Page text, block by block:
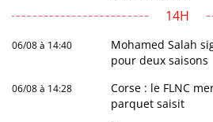
14H
06/08 à 14:40
Mohamed Salah
pour deux saisons
06/08 à 14:28
Corse : le FLNC
parquet saisit